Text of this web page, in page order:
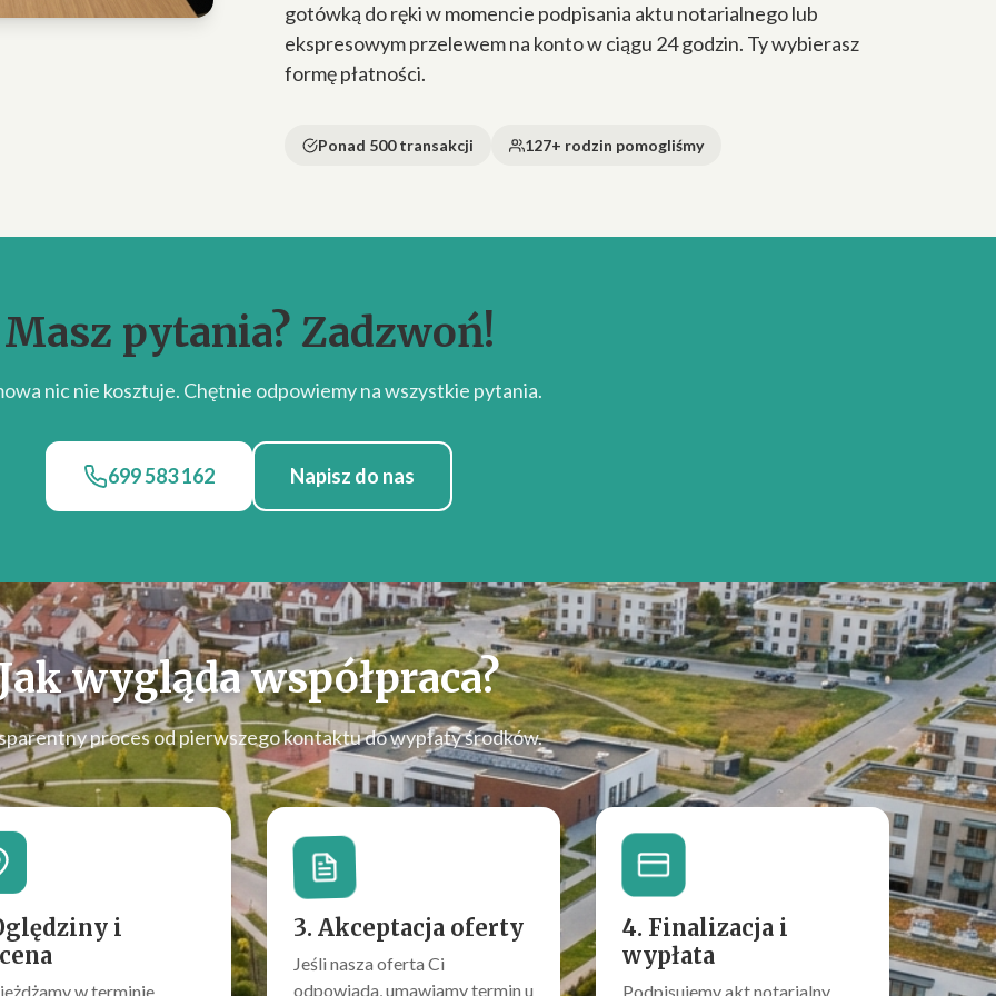
gotówką do ręki w momencie podpisania aktu notarialnego lub
ekspresowym przelewem na konto w ciągu 24 godzin. Ty wybierasz
formę płatności.
Ponad 500 transakcji 127+ rodzin pomogliśmy
Masz pytania? Zadzwoń!
nic nie kosztuje. Chętnie odpowiemy na wszystkie pytania.
699 583 162 Napisz do nas
wygląda współpraca?
proces od pierwszego kontaktu do wypłaty środków.
i
w terminie
3. Akceptacja oferty
Jeśli nasza oferta Ci
odpowiada, umawiamy termin u
4. Finalizacja i
wypłata
Podpisujemy akt notarialny.